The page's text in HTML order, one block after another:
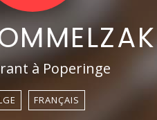
à Poperinge
FRANÇAIS